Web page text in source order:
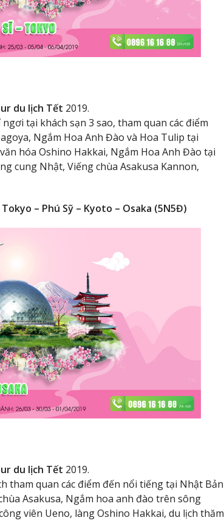
du lịch Tết 2019.
tại khách sạn 3 sao, tham quan các điểm
Ngắm Hoa Anh Đào và Hoa Tulip tại
hóa Oshino Hakkai, Ngắm Hoa Anh Đào tại
cung Nhật, Viếng chùa Asakusa Kannon,
– Phú Sỹ – Kyoto – Osaka (5N5Đ)
du lịch Tết 2019.
tham quan các điểm đến nổi tiếng tại Nhật Bản
Asakusa, Ngắm hoa anh đào trên sông
viên Ueno, làng Oshino Hakkai, du lịch thăm